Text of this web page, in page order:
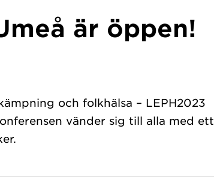
är öppen!
och folkhälsa – LEPH2023
vänder sig till alla med ett